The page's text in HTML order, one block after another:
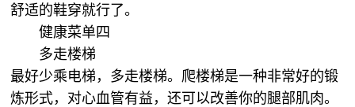
舒适的鞋穿就行了。
健康菜单四
多走楼梯
最好少乘电梯，多走楼梯。爬楼梯是一种非常好的锻
炼形式，对心血管有益，还可以改善你的腿部肌肉。